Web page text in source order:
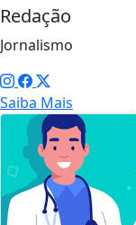
Redação
Jornalismo
Saiba Mais